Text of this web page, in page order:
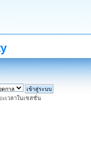
เวลาในเซสชั่น